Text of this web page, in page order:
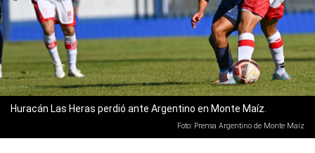
Huracán Las Heras perdió ante Argentino en Monte Maíz.
Foto: Prensa Argentino de Monte Maíz